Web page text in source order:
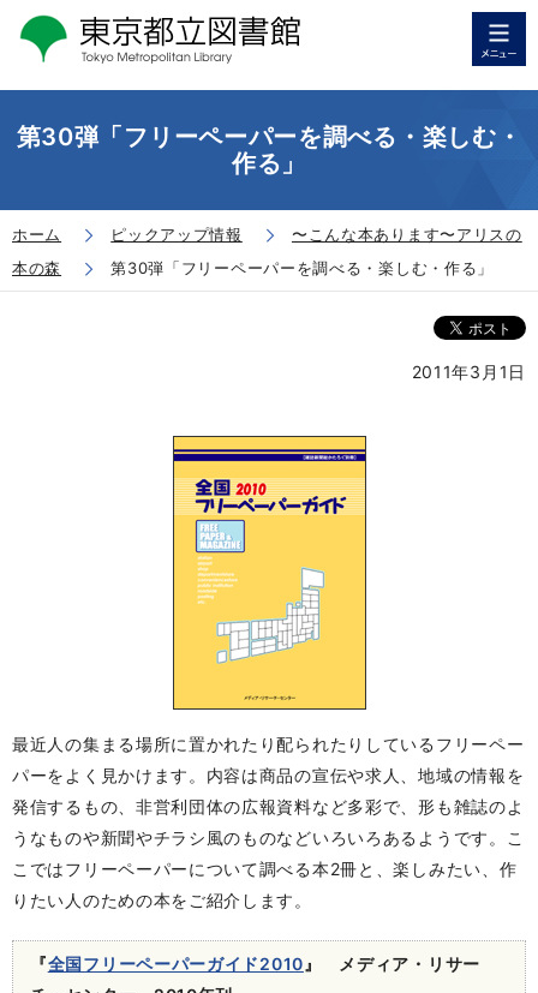
第30弾「フリーペーパーを調べる・楽しむ・
作る」
ホーム ピックアップ情報
〜こんな本あります〜アリスの
本の森
第30弾「フリーペーパーを調べる・楽しむ・作る」
2011年3月1日
最近人の集まる場所に置かれたり配られたりしているフリーペー
パーをよく見かけます。内容は商品の宣伝や求人、地域の情報を
発信するもの、非営利団体の広報資料など多彩で、形も雑誌のよ
うなものや新聞やチラシ風のものなどいろいろあるようです。こ
こではフリーペーパーについて調べる本2冊と、楽しみたい、作
りたい人のための本をご紹介します。
『全国フリーペーパーガイド2010 』 メディア・リサー